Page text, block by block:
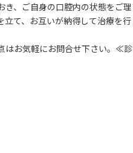
、ご自身の口腔内の状態をご理
て、お互いが納得して治療を行
はお気軽にお問合せ下さい。≪診